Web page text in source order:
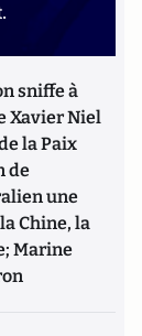
sniffe à
Xavier Niel
la Paix
de
une
Chine, la
Marine